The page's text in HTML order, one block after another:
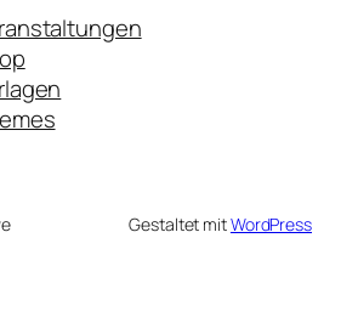
Gestaltet mitWordPress